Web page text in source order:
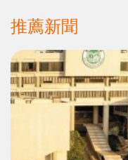
推薦新聞